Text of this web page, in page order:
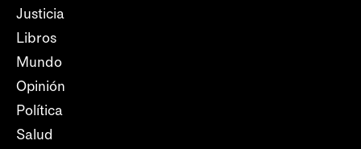
Justicia
Libros
Mundo
Opinión
Política
Salud